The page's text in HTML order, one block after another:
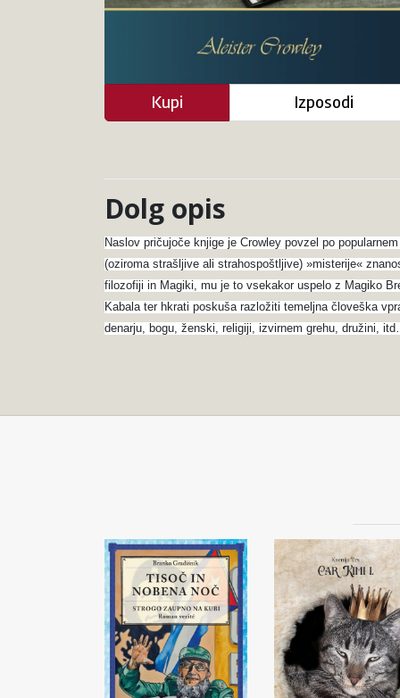
Kupi Izposodi
Dolg opis
Naslov pričujoče knjige je Crowley povzel po
(oziroma strašljive ali strahospoštljive) »misterije«
filozofiji in Magiki, mu je to vsekakor uspelo z Magiko
Kabala ter hkrati poskuša razložiti temeljna človeška
denarju, bogu, ženski, religiji, izvirnem grehu, družini,